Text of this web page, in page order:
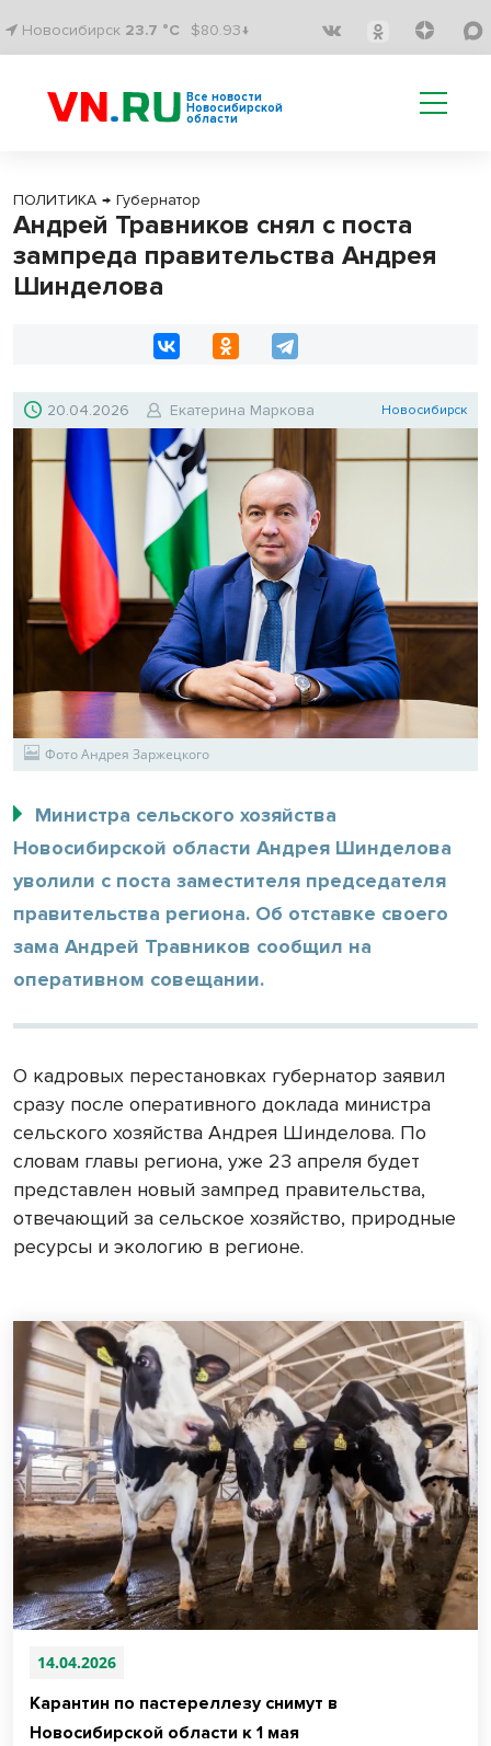
Новосибирск 23.7 °C $80.93↓
Все новости
Новосибирской
области
ПОЛИТИКА → Губернатор
Андрей Травников снял с поста
зампреда правительства Андрея
Шинделова
20.04.2026 Екатерина Маркова Новосибирск
Фото Андрея Заржецкого
Министра сельского хозяйства
Новосибирской области Андрея Шинделова
уволили с поста заместителя председателя
правительства региона. Об отставке своего
зама Андрей Травников сообщил на
оперативном совещании.
О кадровых перестановках губернатор заявил
сразу после оперативного доклада министра
сельского хозяйства Андрея Шинделова. По
словам главы региона, уже 23 апреля будет
представлен новый зампред правительства,
отвечающий за сельское хозяйство, природные
ресурсы и экологию в регионе.
14.04.2026
Карантин по пастереллезу снимут в
Новосибирской области к 1 мая